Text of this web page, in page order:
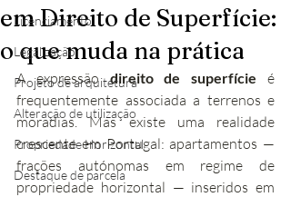
Licenciamento
Legalização
Projeto de arquitetura
Alteração de utilização
Propriedade Horizontal
Destaque de parcela
em Direito de Superfície:
o que muda na prática
A expressão direito de superfície é
frequentemente associada a terrenos e
moradias. Mas existe uma realidade
crescente em Portugal: apartamentos —
frações autónomas em regime de
propriedade horizontal — inseridos em